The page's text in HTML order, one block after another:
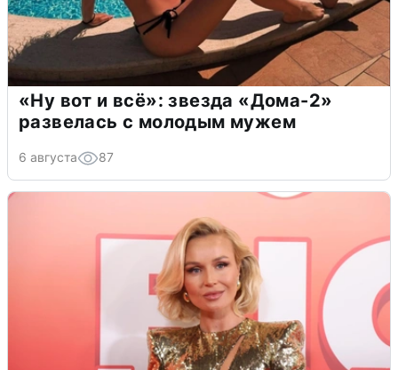
«Ну вот и всё»: звезда «Дома-2»
развелась с молодым мужем
6 августа 87